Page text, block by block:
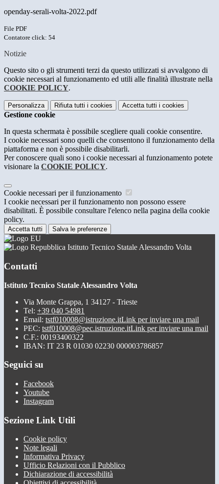
openday-serali-volta-2022.pdf
File PDF
Contatore click: 54
Notizie
Questo sito o gli strumenti terzi da questo utilizzati si avvalgono di
cookie necessari al funzionamento ed utili alle finalità illustrate nella
COOKIE POLICY.
Personalizza Rifiuta tutti i cookies Accetta tutti i cookies
Gestione cookie
In questa schermata è possibile scegliere quali cookie consentire.
I cookie necessari sono quelli che consentono il funzionamento della
piattaforma e non è possibile disabilitarli.
Per conoscere quali sono i cookie necessari al funzionamento potete
visionare la COOKIE POLICY.
Cookie necessari per il funzionamento
I cookie necessari per il funzionamento non possono essere
disabilitati. È possibile consultare l'elenco nella pagina della cookie
policy.
Accetta tutti Salva le preferenze
Istituto Tecnico Statale Alessandro Volta
Contatti
Istituto Tecnico Statale Alessandro Volta
Via Monte Grappa, 1 34127 - Trieste
Tel: +39 040 54981
Email: tstf010008@istruzione.itLink per inviare una mail
PEC: tstf010008@pec.istruzione.itLink per inviare una mail
C.F.: 00193400322
IBAN: IT 23 R 01030 02230 000003786857
Seguici su
Facebook
Youtube
Instagram
Sezione Link Utili
Cookie policy
Note legali
Informativa Privacy
Ufficio Relazioni con il Pubblico
Dichiarazione di accessibilità